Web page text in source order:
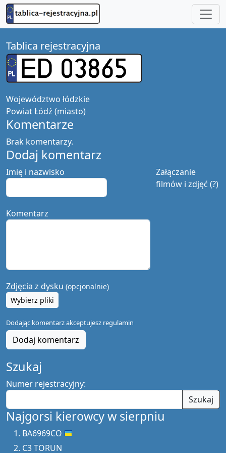
Tablica rejestracyjna
Województwo łódzkie
PowiatŁódź (miasto)
Komentarze
Brak komentarzy.
Dodaj komentarz
Załączanie
filmów i zdjęć (?)
Imię i nazwisko
Komentarz
Zdjęcia z dysku (opcjonalnie)
Wybierz pliki
Dodając komentarz akceptujesz regulamin
Dodaj komentarz
Szukaj
Numer rejestracyjny:
Szukaj
Najgorsi kierowcy w sierpniu
BA6969CO
C3 TORUN